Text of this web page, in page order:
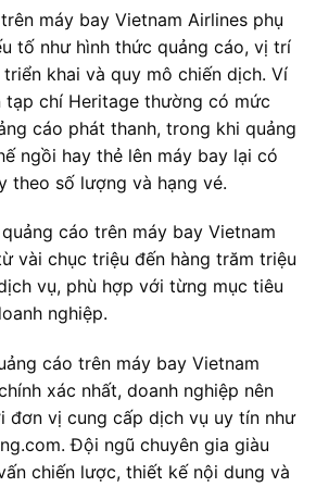
máy bay Vietnam Airlines phụ
tố như hình thức quảng cáo, vị trí
khai và quy mô chiến dịch. Ví
tạp chí Heritage thường có mức
cáo phát thanh, trong khi quảng
ngồi hay thẻ lên máy bay lại có
theo số lượng và hạng vé.
cáo trên máy bay Vietnam
vài chục triệu đến hàng trăm triệu
vụ, phù hợp với từng mục tiêu
nghiệp.
cáo trên máy bay Vietnam
xác nhất, doanh nghiệp nên
đơn vị cung cấp dịch vụ uy tín như
Đội ngũ chuyên gia giàu
chiến lược, thiết kế nội dung và